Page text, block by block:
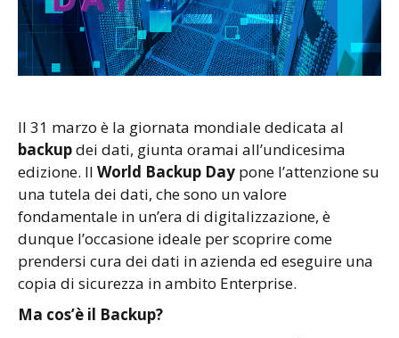
Il 31 marzo è la giornata mondiale dedicata al
backupdei dati, giunta oramai all’undicesima
edizione. Il World Backup Day pone l’attenzione su
una tutela dei dati, che sono un valore
fondamentale in un’era di digitalizzazione, è
dunque l’occasione ideale per scoprire come
prendersi cura dei dati in azienda ed eseguire una
copia di sicurezza in ambito Enterprise.
Ma cos’è il Backup?